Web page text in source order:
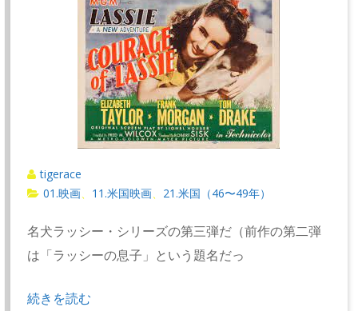
tigerace
01.映画
11.米国映画 21.米国（46〜49年）
名犬ラッシー・シリーズの第三弾だ（前作の第二弾
は「ラッシーの息子」という題名だっ
続きを読む